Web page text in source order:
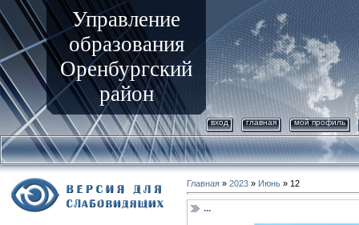
Управление
образования
Оренбургский
район
вход главная мой профиль
Главная » 2023 » Июнь » 12
...